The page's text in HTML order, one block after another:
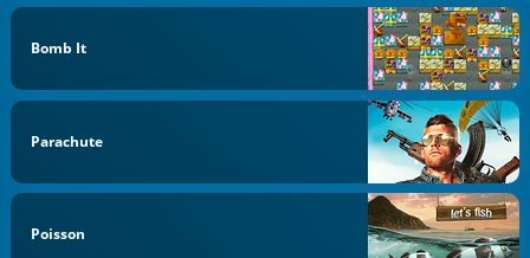
Bomb It
Parachute
Poisson